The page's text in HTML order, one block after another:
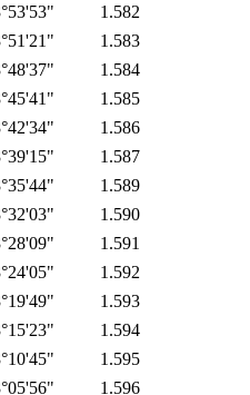
53'53"
1.582
51'21"
1.583
48'37"
1.584
45'41"
1.585
42'34"
1.586
39'15"
1.587
35'44"
1.589
32'03"
1.590
28'09"
1.591
24'05"
1.592
19'49"
1.593
15'23"
1.594
10'45"
1.595
05'56"
1.596